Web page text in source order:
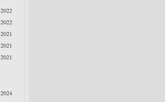
2022
2022
2021
2021
2021
2024